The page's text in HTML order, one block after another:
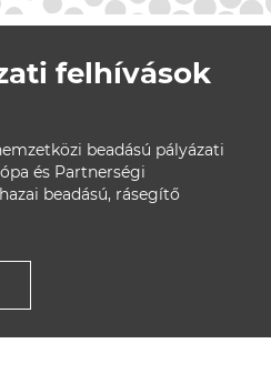
felhívások
beadású pályázati
és Partnerségi
beadású, rásegítő